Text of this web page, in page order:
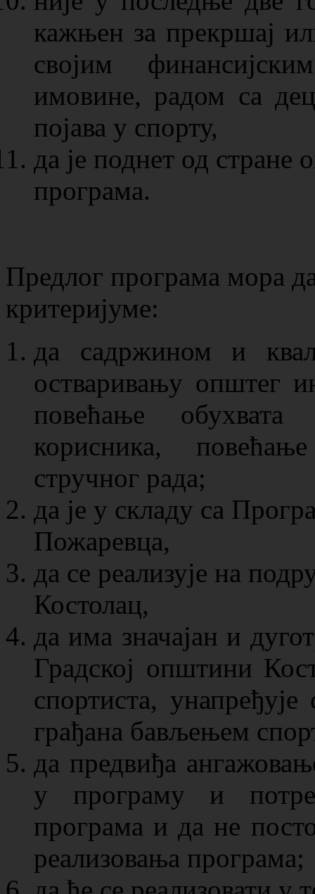
кажњен за прекршај
својим
имовине, радом са
појава у спорту,
да је поднет од стране
програма.
Предлог програма мора
критеријуме:
да садржином и
остваривању општег
повећање
корисника,
стручног рада;
да је у складу са
Пожаревца,
да се реализује на
Костолац,
да има значајан и
Градској општини
спортиста,
грађана бављењем
да предвиђа
у програму и
програма и да не
реализовања програма;